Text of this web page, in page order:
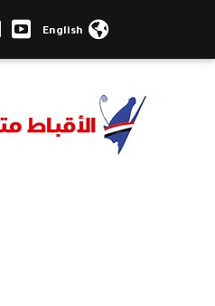
English